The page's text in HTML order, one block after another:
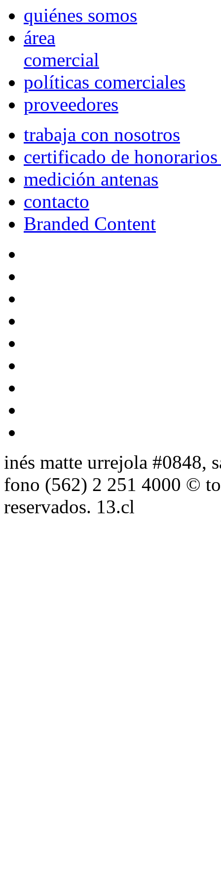
quiénes somos
área
comercial
políticas comerciales
proveedores
trabaja con nosotros
certificado de
medición antenas
contacto
Branded Content
inés matte urrejola #0848,
fono (562) 2 251 4000 ©
reservados. 13.cl